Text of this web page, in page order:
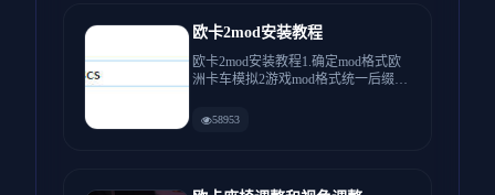
欧卡2mod安装教程
欧卡2mod安装教程1.确定mod格式欧
洲卡车模拟2游戏mod格式统一后缀格
58953